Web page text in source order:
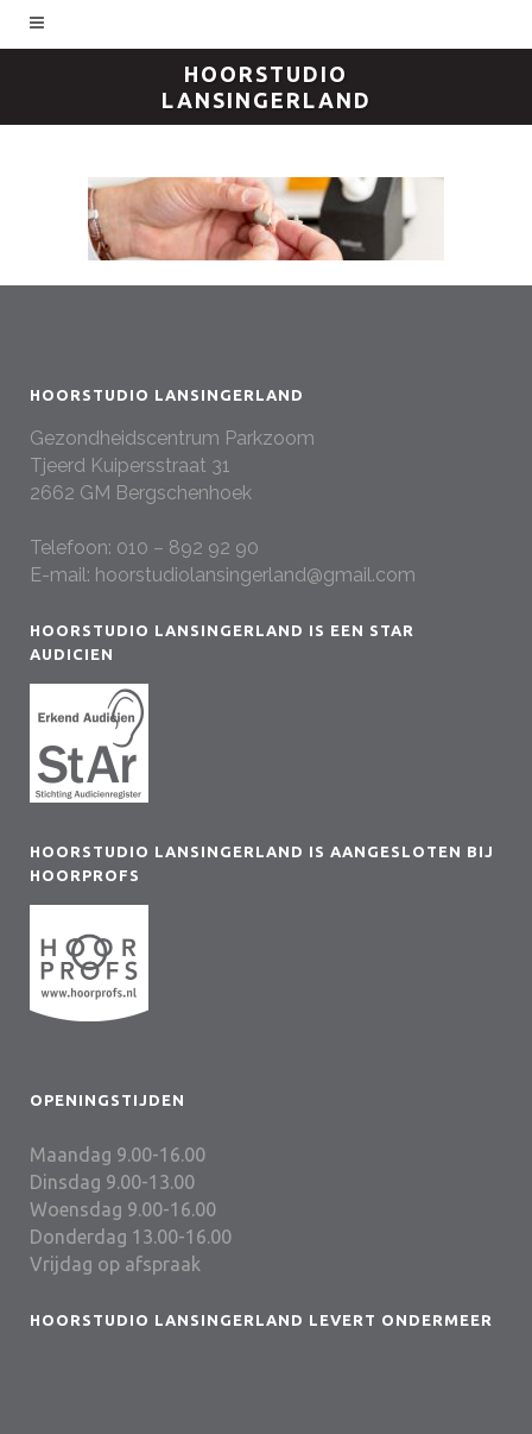
HOORSTUDIO
LANSINGERLAND
HOORSTUDIO LANSINGERLAND
Gezondheidscentrum Parkzoom
Tjeerd Kuipersstraat 31
2662 GM Bergschenhoek
Telefoon: 010 – 892 92 90
E-mail: hoorstudiolansingerland@gmail.com
HOORSTUDIO LANSINGERLAND IS EEN STAR
AUDICIEN
HOORSTUDIO LANSINGERLAND IS AANGESLOTEN BIJ
HOORPROFS
OPENINGSTIJDEN
Maandag 9.00-16.00
Dinsdag 9.00-13.00
Woensdag 9.00-16.00
Donderdag 13.00-16.00
Vrijdag op afspraak
HOORSTUDIO LANSINGERLAND LEVERT ONDERMEER